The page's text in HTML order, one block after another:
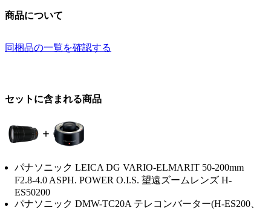
商品について
同梱品の一覧を確認する
セットに含まれる商品
パナソニック LEICA DG VARIO-ELMARIT 50-200mm
F2.8-4.0 ASPH. POWER O.I.S. 望遠ズームレンズ H-
ES50200
パナソニック DMW-TC20A テレコンバーター(H-ES200、